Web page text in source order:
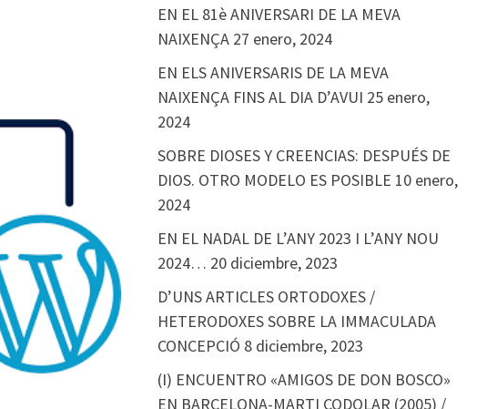
EN EL 81è ANIVERSARI DE LA MEVA
NAIXENÇA 27 enero, 2024
EN ELS ANIVERSARIS DE LA MEVA
NAIXENÇA FINS AL DIA D’AVUI 25 enero,
2024
SOBRE DIOSES Y CREENCIAS: DESPUÉS DE
DIOS. OTRO MODELO ES POSIBLE 10 enero,
2024
EN EL NADAL DE L’ANY 2023 I L’ANY NOU
2024… 20 diciembre, 2023
D’UNS ARTICLES ORTODOXES /
HETERODOXES SOBRE LA IMMACULADA
CONCEPCIÓ 8 diciembre, 2023
(I) ENCUENTRO «AMIGOS DE DON BOSCO»
EN BARCELONA-MARTI CODOLAR (2005) /